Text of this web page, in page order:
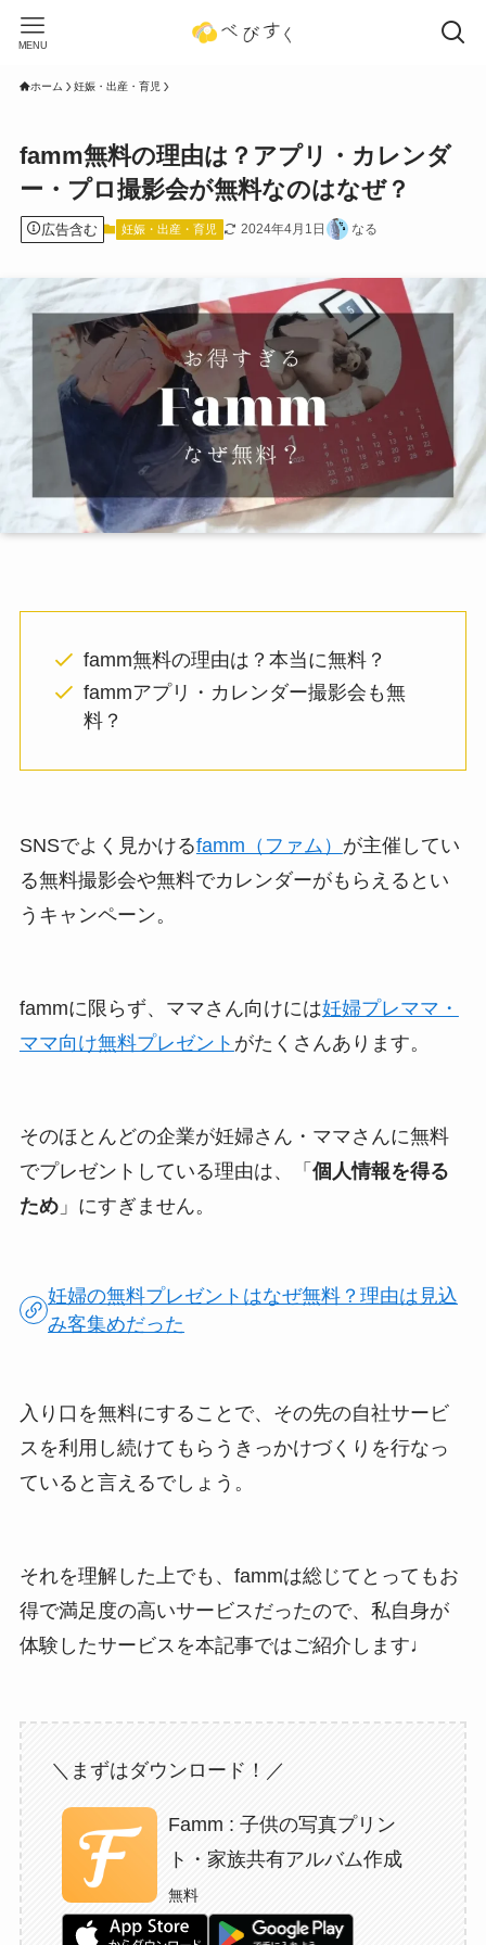
MENU
ホーム 妊娠・出産・育児
famm無料の理由は？アプリ・カレンダ
ー・プロ撮影会が無料なのはなぜ？
広告含む 妊娠・出産・育児 2024年4月1日 なる
famm無料の理由は？本当に無料？
fammアプリ・カレンダー撮影会も無
料？
SNSでよく見かけるfamm（ファム） が主催してい
る無料撮影会や無料でカレンダーがもらえるとい
うキャンペーン。
fammに限らず、ママさん向けには妊婦プレママ・
ママ向け無料プレゼント がたくさんあります。
そのほとんどの企業が妊婦さん・ママさんに無料
でプレゼントしている理由は、「 個人情報を得る
ため」にすぎません。
妊婦の無料プレゼントはなぜ無料？理由は見込
み客集めだった
入り口を無料にすることで、その先の自社サービ
スを利用し続けてもらうきっかけづくりを行なっ
ていると言えるでしょう。
それを理解した上でも、 fammは総じてとってもお
得で満足度の高いサービスだったので、私自身が
体験したサービスを本記事ではご紹介します♩
＼まずはダウンロード！／
Famm : 子供の写真プリン
ト・家族共有アルバム作成
無料